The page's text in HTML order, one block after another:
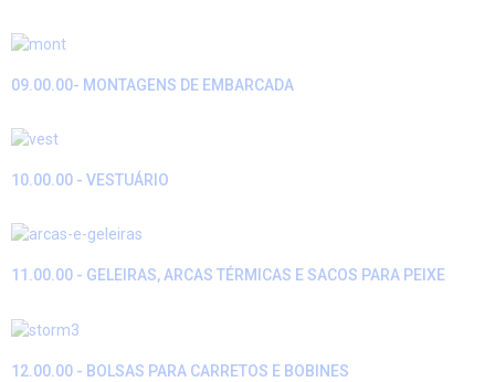
09.00.00- MONTAGENS DE EMBARCADA
10.00.00 - VESTUÁRIO
11.00.00 - GELEIRAS, ARCAS TÉRMICAS E SACOS PARA PEIXE
12.00.00 - BOLSAS PARA CARRETOS E BOBINES